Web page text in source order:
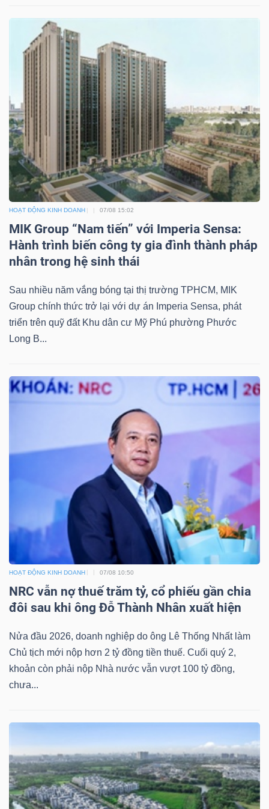
HOẠT ĐỘNG KINH DOANH 07/08 15:02
MIK Group “Nam tiến” với Imperia Sensa:
Hành trình biến công ty gia đình thành pháp
nhân trong hệ sinh thái
Sau nhiều năm vắng bóng tại thị trường TPHCM, MIK
Group chính thức trở lại với dự án Imperia Sensa, phát
triển trên quỹ đất Khu dân cư Mỹ Phú phường Phước
Long B...
HOẠT ĐỘNG KINH DOANH 07/08 10:50
NRC vẫn nợ thuế trăm tỷ, cổ phiếu gần chia
đôi sau khi ông Đỗ Thành Nhân xuất hiện
Nửa đầu 2026, doanh nghiệp do ông Lê Thống Nhất làm
Chủ tịch mới nộp hơn 2 tỷ đồng tiền thuế. Cuối quý 2,
khoản còn phải nộp Nhà nước vẫn vượt 100 tỷ đồng,
chưa...
(-)
Dịch
Đào
tạo
Sách
tài
chính
Công
đầu
tư
Dữ
liệu